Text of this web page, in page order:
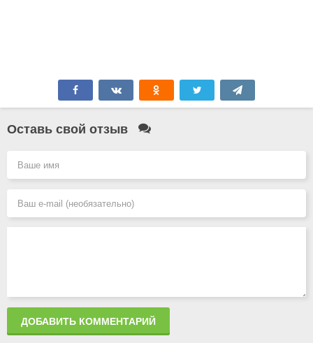
Оставь свой отзыв
ДОБАВИТЬ КОММЕНТАРИЙ